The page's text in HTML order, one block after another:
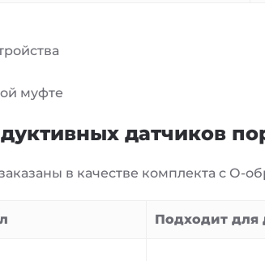
муфте
датчиков
в качестве комплекта с О-
Подходит для